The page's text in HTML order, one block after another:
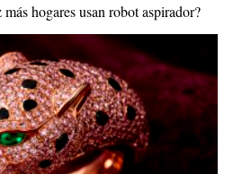
más hogares usan robot aspirador?